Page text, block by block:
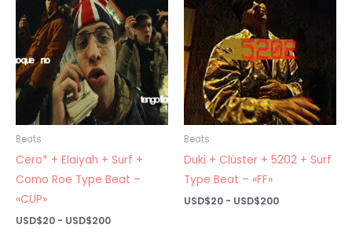
Beats
Cero* + Elaiyah + Surf +
Como Roe Type Beat –
«CUP»
USD$20 - USD$200Rango
Beats
Duki + Clúster + 5202 + Surf
Type Beat – «FF»
USD$20 - USD$200Rango